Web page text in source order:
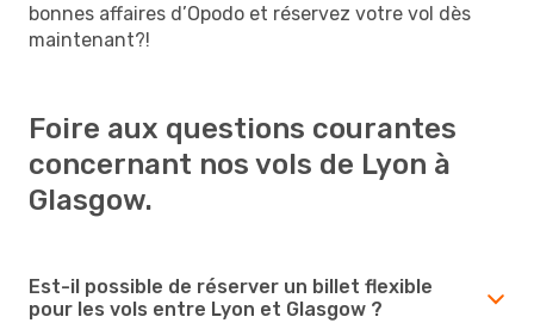
bonnes affaires d’Opodo et réservez votre vol dès
maintenant?!
Foire aux questions courantes
concernant nos vols de Lyon à
Glasgow.
Est-il possible de réserver un billet flexible
pour les vols entre Lyon et Glasgow ?